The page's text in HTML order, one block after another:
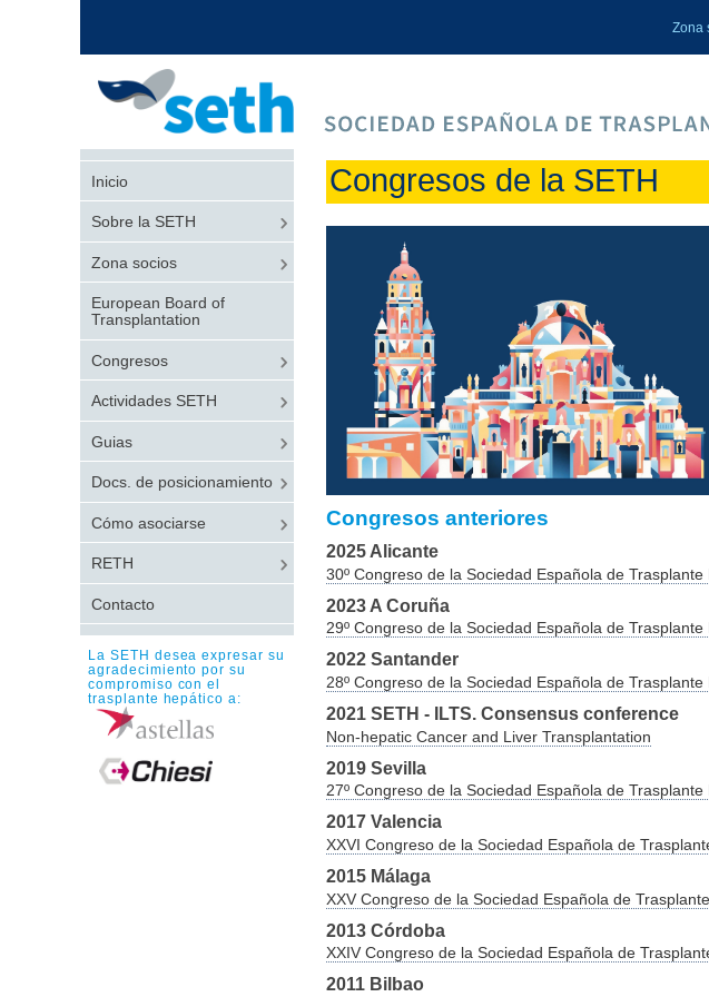
Zona
Congresos de la SETH
Congresos anteriores
2025 Alicante
30º Congreso de la Sociedad Española de Trasplante
2023 A Coruña
29º Congreso de la Sociedad Española de Trasplante
2022 Santander
28º Congreso de la Sociedad Española de Trasplante
2021 SETH - ILTS. Consensus conference
Non-hepatic Cancer and Liver Transplantation
2019 Sevilla
27º Congreso de la Sociedad Española de Trasplante
2017 Valencia
XXVI Congreso de la Sociedad Española de
2015 Málaga
XXV Congreso de la Sociedad Española de
2013 Córdoba
XXIV Congreso de la Sociedad Española de
2011 Bilbao
Inicio
Sobre la SETH
Zona socios
European Board of
Transplantation
Congresos
Actividades SETH
Guias
Docs. de posicionamiento
Cómo asociarse
RETH
Contacto
La SETH desea expresar su
agradecimiento por su
compromiso con el
trasplante hepático a: